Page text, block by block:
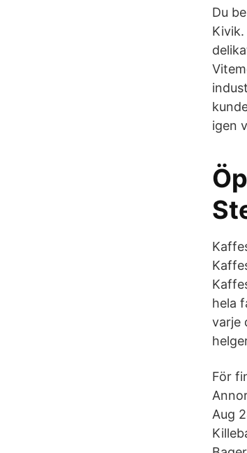
Du
Kivik.
igen
hela
varje
För
Aug